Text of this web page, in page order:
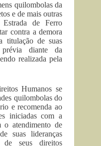
quilombolas da
e de mais outras
Estrada de Ferro
contra a demora
titulação de suas
diante da
realizada pela
Humanos se
quilombolas do
e recomenda ao
iniciadas com a
o atendimento de
suas lideranças
de seus direitos